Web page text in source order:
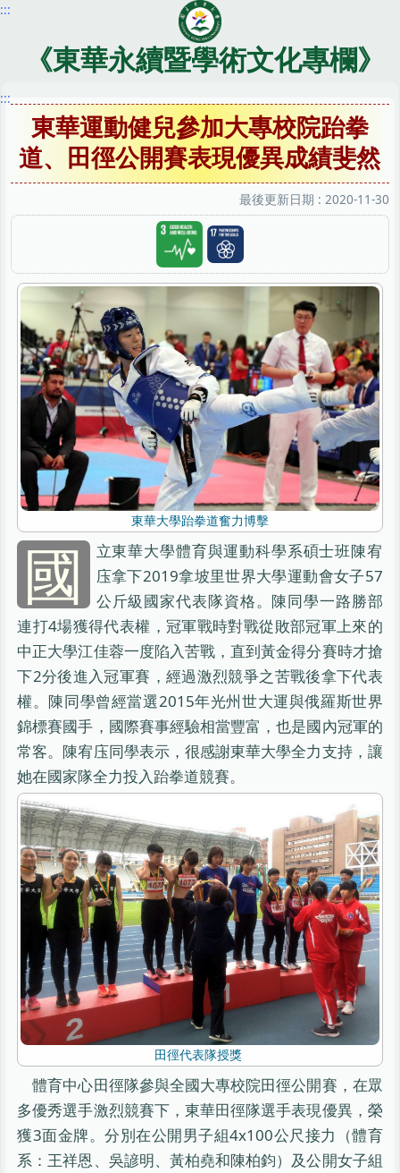
跳
內
:::
《東華永續暨學術文化專欄》
:::
東華運動健兒參加大專校院跆拳
道、田徑公開賽表現優異成績斐然
最後更新日期 : 2020-11-30
東華大學跆拳道奮力博擊
國
立東華大學體育與運動科學系碩士班陳宥
庒拿下2019拿坡里世界大學運動會女子57
公斤級國家代表隊資格。陳同學一路勝部
連打4場獲得代表權，冠軍戰時對戰從敗部冠軍上來的
中正大學江佳蓉一度陷入苦戰，直到黃金得分賽時才搶
下2分後進入冠軍賽，經過激烈競爭之苦戰後拿下代表
權。陳同學曾經當選2015年光州世大運與俄羅斯世界
錦標賽國手，國際賽事經驗相當豐富，也是國內冠軍的
常客。陳宥庒同學表示，很感謝東華大學全力支持，讓
她在國家隊全力投入跆拳道競賽。
田徑代表隊授獎
體育中心田徑隊參與全國大專校院田徑公開賽，在眾
多優秀選手激烈競賽下，東華田徑隊選手表現優異，榮
獲3面金牌。分別在公開男子組4x100公尺接力（體育
系：王祥恩、吳諺明、黃柏堯和陳柏鈞）及公開女子組